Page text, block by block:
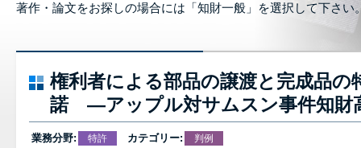
著作・論文をお探しの場合には「知財一般」を選択して下さい
権利者による部品の譲渡と完成品の
諾 ―アップル対サムスン事件知財
業務分野: 特許 カテゴリー: 判例